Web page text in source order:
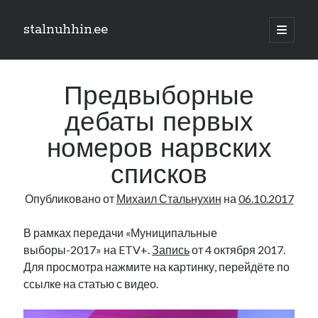
stalnuhhin.ee
отрыть
Боковая
панель
Рубрики
Интервью
Личное
Нарва и северо-восток
Обзор прессы
Парламент и правительство
Предвыборные
дебаты первых
номеров нарвских
списков
Опубликовано от Михаил Стальнухин на 06.10.2017
В рамках передачи «Муниципальные
выборы-2017» на ETV+.Записьот 4 октября 2017.
Для просмотра нажмите на картинку, перейдёте по
ссылке на статью с видео.